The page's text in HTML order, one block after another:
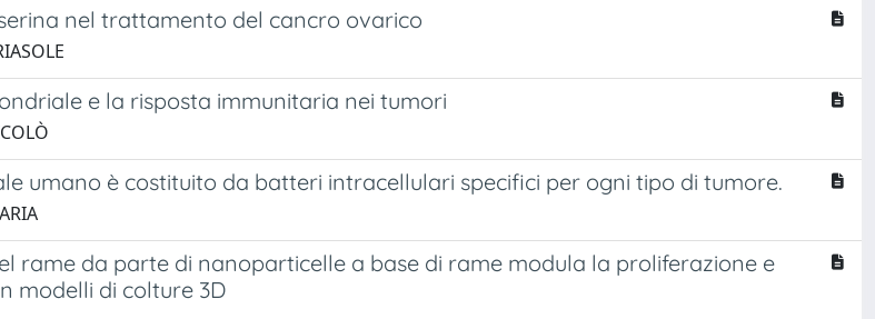
nel trattamento del cancro ovarico
e la risposta immunitaria nei tumori
umano è costituito da batteri intracellulari specifici per ogni tipo di tumore.
rame da parte di nanoparticelle a base di rame modula la proliferazione e
modelli di colture 3D